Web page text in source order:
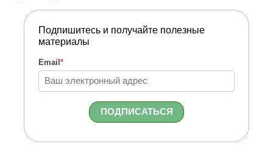
Подпишитесь и получайте полезные
материалы
Email *
ПОДПИСАТЬСЯ